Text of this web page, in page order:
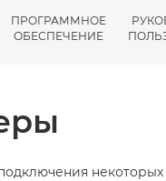
ПРОГРАММНОЕ
ОБЕСПЕЧЕНИЕ